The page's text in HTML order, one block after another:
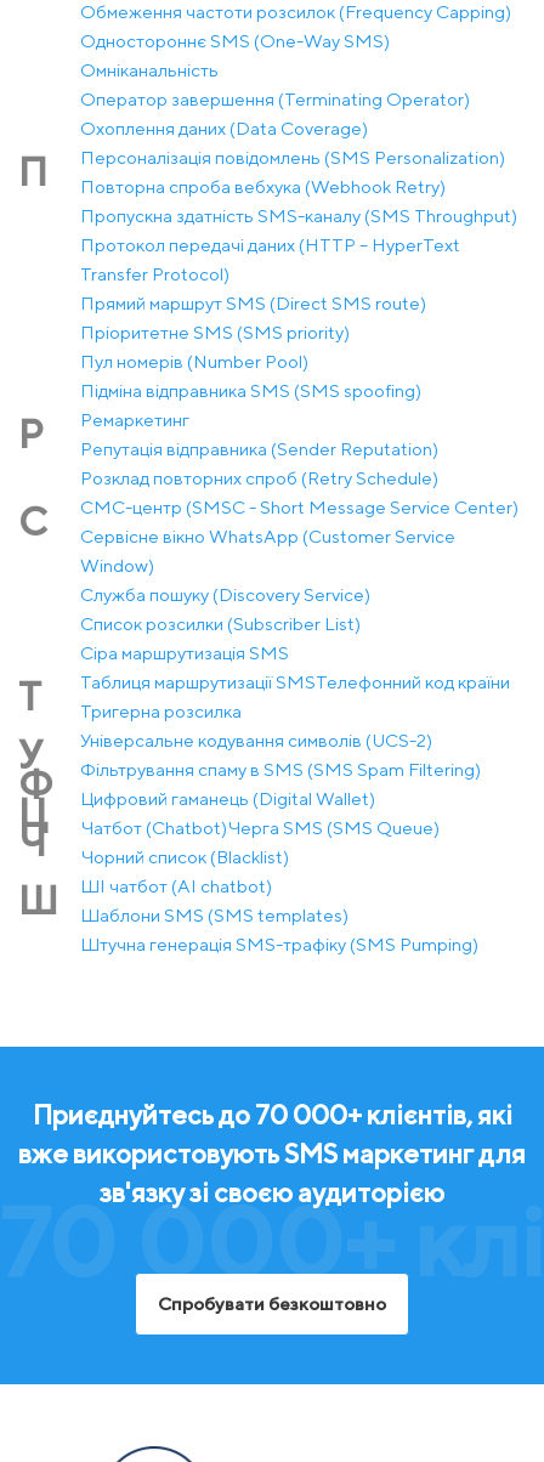
Обмеження частоти розсилок (Frequency Capping)
Одностороннє SMS (One-Way SMS)
Омніканальність
Оператор завершення (Terminating Operator)
Охоплення даних (Data Coverage)
П
Персоналізація повідомлень (SMS Personalization)
Повторна спроба вебхука (Webhook Retry)
Пропускна здатність SMS-каналу (SMS Throughput)
Протокол передачі даних (HTTP – HyperText
Transfer Protocol)
Прямий маршрут SMS (Direct SMS route)
Пріоритетне SMS (SMS priority)
Пул номерів (Number Pool)
Підміна відправника SMS (SMS spoofing)
Р
Ремаркетинг
Репутація відправника (Sender Reputation)
Розклад повторних спроб (Retry Schedule)
С
СМС-центр (SMSC - Short Message Service Center)
Сервісне вікно WhatsApp (Customer Service
Window)
Служба пошуку (Discovery Service)
Список розсилки (Subscriber List)
Сіра маршрутизація SMS
Т Таблиця маршрутизації SMSТелефонний код країни
Тригерна розсилка
У Універсальне кодування символів (UCS-2)
Ф Фільтрування спаму в SMS (SMS Spam Filtering)
Ц Цифровий гаманець (Digital Wallet)
Ч Чатбот (Chatbot)Черга SMS (SMS Queue)
Чорний список (Blacklist)
Ш
ШІ чатбот (AI chatbot)
Шаблони SMS (SMS templates)
Штучна генерація SMS-трафіку (SMS Pumping)
70 000+
Приєднуйтесь до 70 000+ клієнтів, які
вже використовують SMS маркетинг для
зв'язку зі своєю аудиторією
Спробувати безкоштовно